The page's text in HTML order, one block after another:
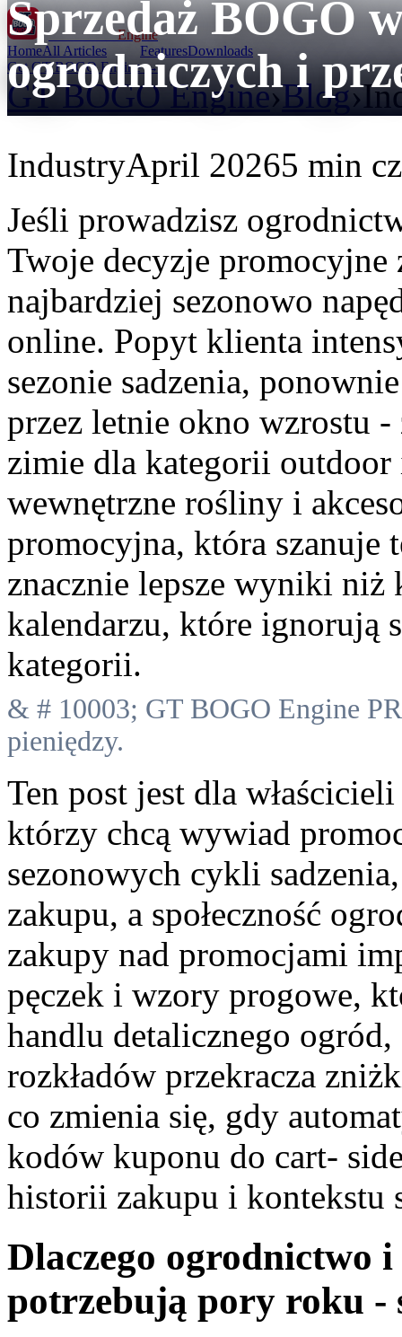
GT BOGOEngine
HomeAll Articles FeaturesDownloads
Get GT BOGO Engine →
GT BOGO Engine›Blog›
Sprzedaż BOGO
ogrodniczych i
IndustryApril 20265 min
Jeśli prowadzisz
Twoje decyzje promocyjne
najbardziej sezonowo
online. Popyt klienta
sezonie sadzenia,
przez letnie okno wzrostu
zimie dla kategorii
wewnętrzne rośliny i
promocyjna, która szanuje
znacznie lepsze wyniki niż
kalendarzu, które ignorują
kategorii.
& # 10003; GT BOGO Engine
pieniędzy.
Ten post jest dla
którzy chcą wywiad
sezonowych cykli
zakupu, a społeczność
zakupy nad promocjami
pęczek i wzory progowe,
handlu detalicznego
rozkładów przekracza
co zmienia się, gdy
kodów kuponu do cart-
historii zakupu i kontekstu
Dlaczego ogrodnictwo
potrzebują pory roku -